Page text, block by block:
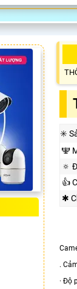
✳️
🕎
🔅
👍
✱
.
· Độ